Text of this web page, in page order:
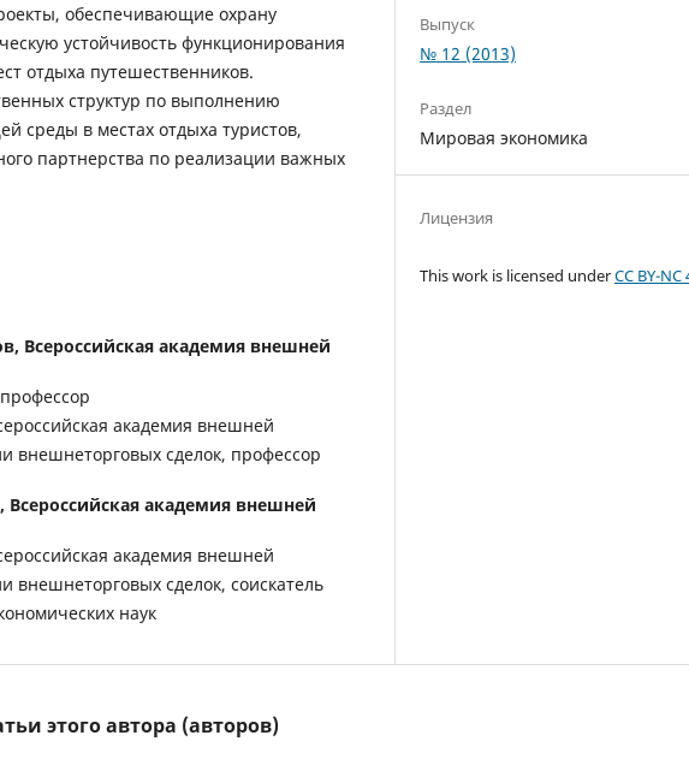
обеспечивающие охрану
устойчивость функционирования
отдыха путешественников.
структур по выполнению
среды в местах отдыха туристов,
партнерства по реализации важных
Всероссийская академия внешней
академия внешней
внешнеторговых сделок, профессор
Всероссийская академия внешней
академия внешней
внешнеторговых сделок, соискатель
наук
Выпуск
№ 12 (2013)
Раздел
Мировая экономика
Лицензия
This work is licensed underCC BY-NC
этого автора (авторов)